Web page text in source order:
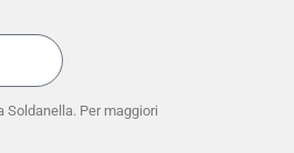
Per maggiori